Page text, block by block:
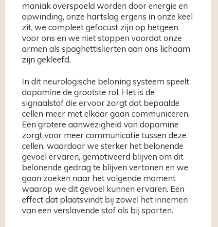
maniak overspoeld worden door energie en
opwinding, onze hartslag ergens in onze keel
zit, we compleet gefocust zijn op hetgeen
voor ons en we niet stoppen voordat onze
armen als spaghettislierten aan ons lichaam
zijn gekleefd.
In dit neurologische beloning systeem speelt
dopamine de grootste rol. Het is de
signaalstof die ervoor zorgt dat bepaalde
cellen meer met elkaar gaan communiceren.
Een grotere aanwezigheid van dopamine
zorgt voor meer communicatie tussen deze
cellen, waardoor we sterker het belonende
gevoel ervaren, gemotiveerd blijven om dit
belonende gedrag te blijven vertonen en we
gaan zoeken naar het volgende moment
waarop we dit gevoel kunnen ervaren. Een
effect dat plaatsvindt bij zowel het innemen
van een verslavende stof als bij sporten.